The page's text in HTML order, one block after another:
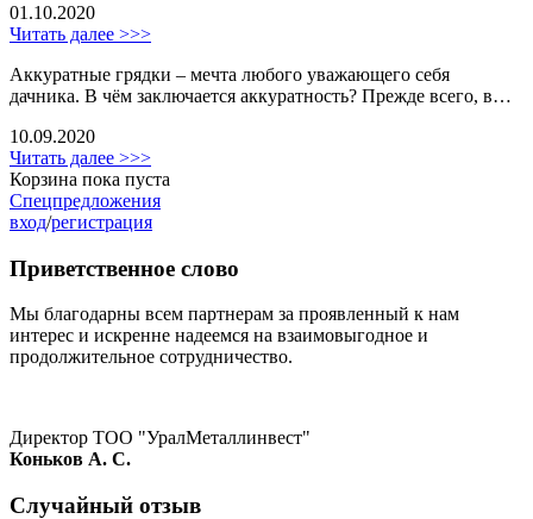
01.10.2020
Читать далее >>>
Аккуратные грядки – мечта любого уважающего себя
дачника. В чём заключается аккуратность? Прежде всего, в…
10.09.2020
Читать далее >>>
Корзина пока пуста
Спецпредложения
вход/регистрация
Приветственное слово
Мы благодарны всем партнерам за проявленный к нам
интерес и искренне надеемся на взаимовыгодное и
продолжительное сотрудничество.
Директор ТОО "УралМеталлинвест"
Коньков А. С.
Случайный отзыв